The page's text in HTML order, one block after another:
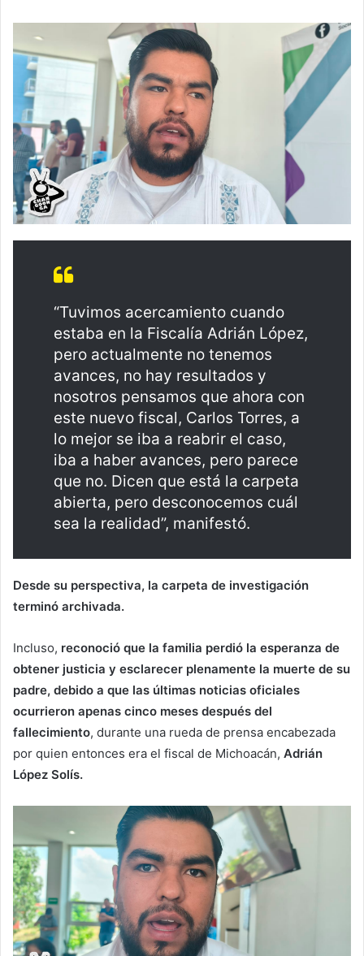
“Tuvimos acercamiento cuando
estaba en la Fiscalía Adrián López,
pero actualmente no tenemos
avances, no hay resultados y
nosotros pensamos que ahora con
este nuevo fiscal, Carlos Torres, a
lo mejor se iba a reabrir el caso,
iba a haber avances, pero parece
que no. Dicen que está la carpeta
abierta, pero desconocemos cuál
sea la realidad”, manifestó.
Desde su perspectiva, la carpeta de investigación
terminó archivada.
Incluso, reconoció que la familia perdió la esperanza de
obtener justicia y esclarecer plenamente la muerte de su
padre, debido a que las últimas noticias oficiales
ocurrieron apenas cinco meses después del
fallecimiento, durante una rueda de prensa encabezada
por quien entonces era el fiscal de Michoacán, Adrián
López Solís.